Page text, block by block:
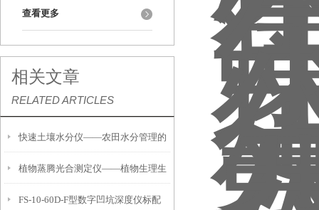
查看更多
相关文章
RELATED ARTICLES
快速土壤水分仪——农田水分管理的
便携式检测工具
植物蒸腾光合测定仪——植物生理生
态的实时监测设备
FS-10-60D-F型数字凹坑深度仪标配